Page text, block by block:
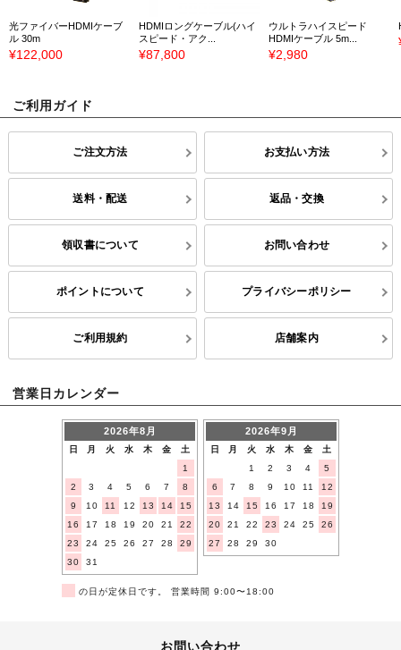
光ファイバーHDMIケーブ
ル 30m
¥122,000
HDMIロングケーブル(ハイ
スピード・アク...
¥87,800
ウルトラハイスピード
HDMIケーブル 5m...
¥2,980
ご利用ガイド
ご注文方法 お支払い方法
送料・配送 返品・交換
領収書について お問い合わせ
ポイントについて プライバシーポリシー
ご利用規約 店舗案内
営業日カレンダー
2026年8月
日 月 火 水 木 金
土
1
2
3 4 5 6 7
8
9
10 11 12 13 14
15
16
17 18 19 20 21
22
23
24 25 26 27 28
29
30
31
2026年9月
日 月 火 水 木 金
土
1
2 3 4
5
6
7 8 9 10 11
12
13
14 15 16 17 18
19
20
21 22 23 24 25
26
27
28 29 30
の日が定休日です。 営業時間 9:00〜18:00
お問い合わせ